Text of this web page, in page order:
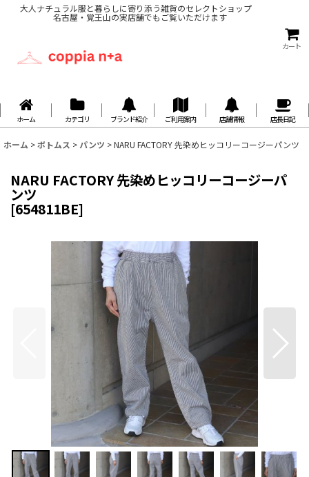
大人ナチュラル服と暮らしに寄り添う雑貨のセレクトショップ
名古屋・覚王山の実店舗でもご覧いただけます
カート
ホーム カテゴリ ブランド紹介 ご利用案内 店舗情報 店長日記
ホーム >ボトムス > パンツ >NARU FACTORY 先染めヒッコリーコージーパンツ
NARU FACTORY 先染めヒッコリーコージーパ
ンツ
[654811BE]